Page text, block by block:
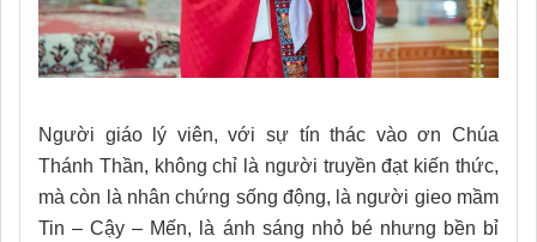
Người giáo lý viên, với sự tín thác vào ơn Chúa
Thánh Thần, không chỉ là người truyền đạt kiến thức,
mà còn là nhân chứng sống động, là người gieo mầm
Tin – Cậy – Mến, là ánh sáng nhỏ bé nhưng bền bỉ